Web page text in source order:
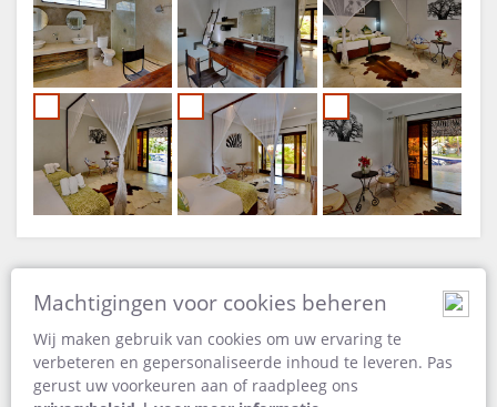
Zeilen
Machtigingen voor cookies beheren
Wij maken gebruik van cookies om uw ervaring te
verbeteren en gepersonaliseerde inhoud te leveren. Pas
gerust uw voorkeuren aan of raadpleeg ons